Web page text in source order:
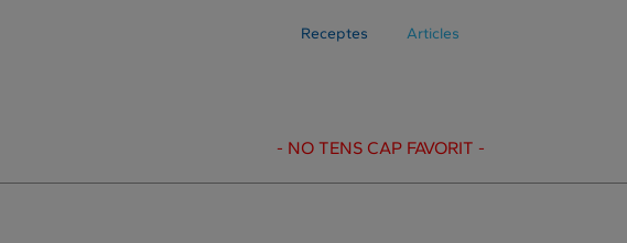
Receptes Articles
- NO TENS CAP FAVORIT -